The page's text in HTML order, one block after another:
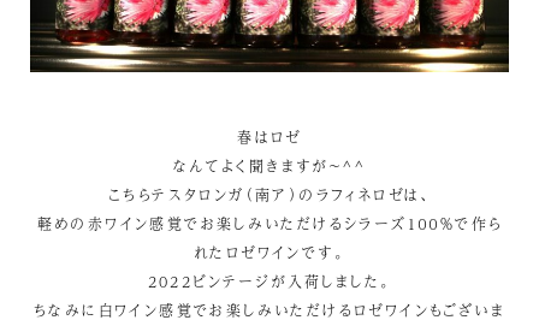
春はロゼ
なんてよく聞きますが～^^
こちらテスタロンガ（南ア）のラフィネロゼは、
軽めの赤ワイン感覚でお楽しみいただけるシラーズ１００％で作ら
れたロゼワインです。
2022ビンテージが入荷しました。
ちなみに白ワイン感覚でお楽しみいただけるロゼワインもございま